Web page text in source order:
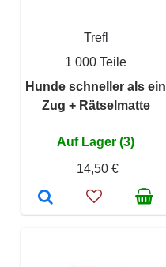
Trefl
1 000 Teile
Hunde schneller als ein
Zug + Rätselmatte
Auf Lager (3)
14,50 €